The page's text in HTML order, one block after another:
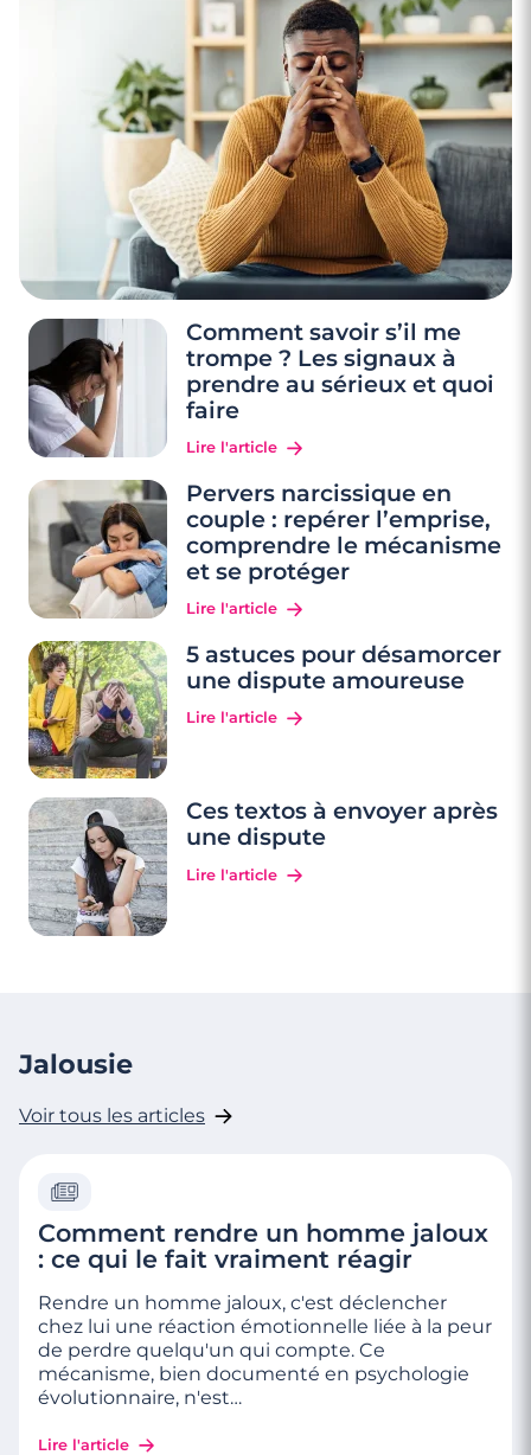
Comment savoir s’il me
trompe ? Les signaux à
prendre au sérieux et quoi
faire
Lire l'article
Pervers narcissique en
couple : repérer l’emprise,
comprendre le mécanisme
et se protéger
Lire l'article
5 astuces pour désamorcer
une dispute amoureuse
Lire l'article
Ces textos à envoyer après
une dispute
Lire l'article
Jalousie
Voir tous les articles
Comment rendre un homme jaloux
: ce qui le fait vraiment réagir
Rendre un homme jaloux, c'est déclencher
chez lui une réaction émotionnelle liée à la peur
de perdre quelqu'un qui compte. Ce
mécanisme, bien documenté en psychologie
évolutionnaire, n'est…
Lire l'article